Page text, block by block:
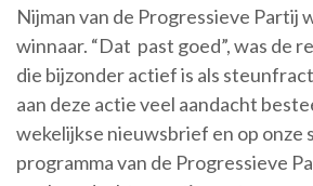
Nijman van de Progressieve Partij
winnaar. “Dat past goed”, was de
die bijzonder actief is als
aan deze actie veel aandacht
wekelijkse nieuwsbrief en op onze
programma van de Progressieve